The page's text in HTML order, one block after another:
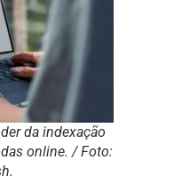
da indexação
online. / Foto: